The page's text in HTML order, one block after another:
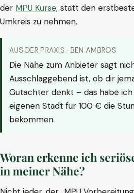
der MPU Kurse, statt den
Umkreis zu nehmen.
AUS DER PRAXIS · BEN AMBROS
Die Nähe zum Anbieter sagt
Ausschlaggebend ist, ob dir
Gutachter denkt – das habe ich
eigenen Stadt für 100 € die
bekommen.
Woran erkenne ich
in meiner Nähe?